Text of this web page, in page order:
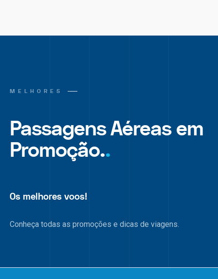
MELHORES
Passagens Aéreas em
Promoção..
Os melhores voos!
Conheça todas as promoções e dicas de viagens.